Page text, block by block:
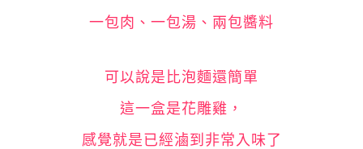
一包肉、一包湯、兩包醬料
可以說是比泡麵還簡單
這一盒是花雕雞，
感覺就是已經滷到非常入味了